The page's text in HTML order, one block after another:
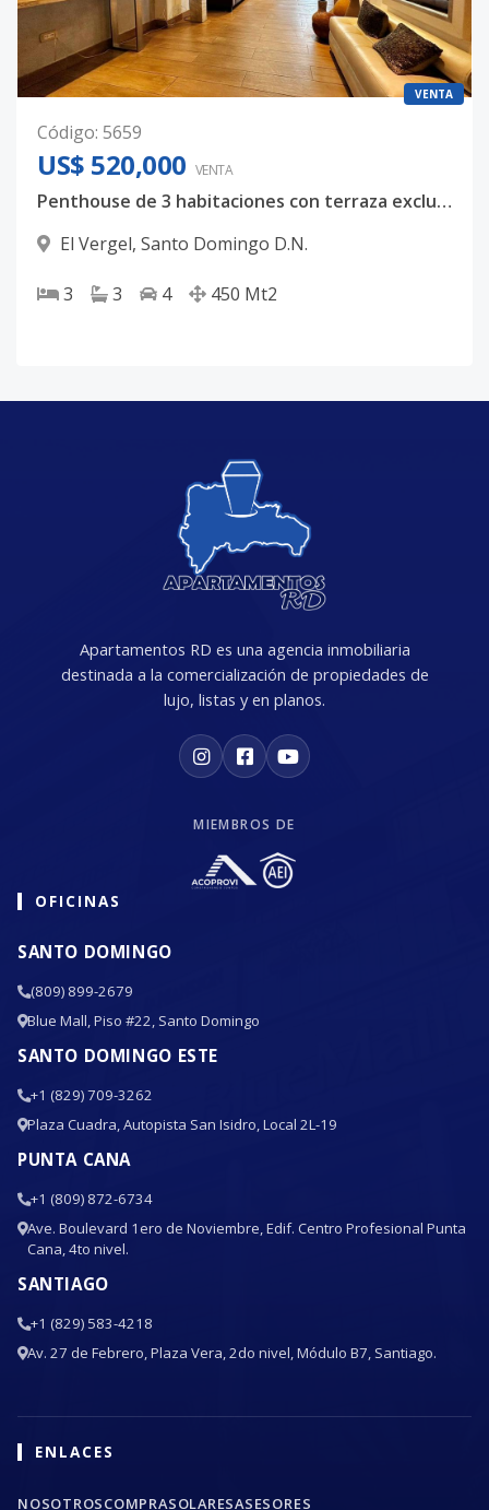
VENTA
Código: 5659
US$ 520,000 VENTA
Penthouse de 3 habitaciones con terraza exclusiva en el Vergel
El Vergel, Santo Domingo D.N.
3 3 4 450 Mt2
Apartamentos RD es una agencia inmobiliaria
destinada a la comercialización de propiedades de
lujo, listas y en planos.
MIEMBROS DE
OFICINAS
SANTO DOMINGO
(809) 899-2679
Blue Mall, Piso #22, Santo Domingo
SANTO DOMINGO ESTE
+1 (829) 709-3262
Plaza Cuadra, Autopista San Isidro, Local 2L-19
PUNTA CANA
+1 (809) 872-6734
Ave. Boulevard 1ero de Noviembre, Edif. Centro Profesional Punta
Cana, 4to nivel.
SANTIAGO
+1 (829) 583-4218
Av. 27 de Febrero, Plaza Vera, 2do nivel, Módulo B7, Santiago.
ENLACES
NOSOTROSCOMPRASOLARESASESORES